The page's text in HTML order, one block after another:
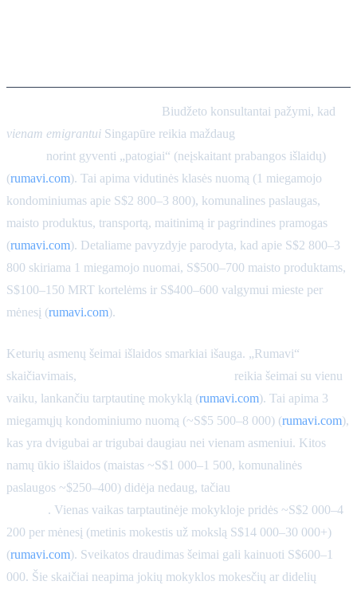
Biudžeto konsultantai pažymi, kad
vienam emigrantui Singapūre reikia maždaug
norint gyventi „patogiai“ (neįskaitant prabangos išlaidų)
(rumavi.com). Tai apima vidutinės klasės nuomą (1 miegamojo
kondominiumas apie S$2 800–3 800), komunalines paslaugas,
maisto produktus, transportą, maitinimą ir pagrindines pramogas
(rumavi.com). Detaliame pavyzdyje parodyta, kad apie S$2 800–3
800 skiriama 1 miegamojo nuomai, S$500–700 maisto produktams,
S$100–150 MRT kortelėms ir S$400–600 valgymui mieste per
mėnesį (rumavi.com).
Keturių asmenų šeimai išlaidos smarkiai išauga. „Rumavi“
skaičiavimais,
reikia šeimai su vienu
vaiku, lankančiu tarptautinę mokyklą (rumavi.com). Tai apima 3
miegamųjų kondominiumo nuomą (~S$5 500–8 000) (rumavi.com),
kas yra dvigubai ar trigubai daugiau nei vienam asmeniui. Kitos
namų ūkio išlaidos (maistas ~S$1 000–1 500, komunalinės
paslaugos ~$250–400) didėja nedaug, tačiau
. Vienas vaikas tarptautinėje mokykloje pridės ~S$2 000–4
200 per mėnesį (metinis mokestis už mokslą S$14 000–30 000+)
(rumavi.com). Sveikatos draudimas šeimai gali kainuoti S$600–1
000. Šie skaičiai neapima jokių mokyklos mokesčių ar didelių